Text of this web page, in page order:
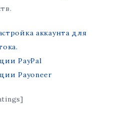
аккаунта для
PayPal
Payoneer